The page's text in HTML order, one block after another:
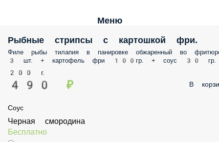
Меню
Рыбные стрипсы с картошкой фри.
Филе рыбы тилапия в панировке обжаренный во фритюре 3 шт. +
картофель фри 100гр. + соус 30 гр.
200 г.
490 ₽ В
Соус
Черная смородина
Бесплатно